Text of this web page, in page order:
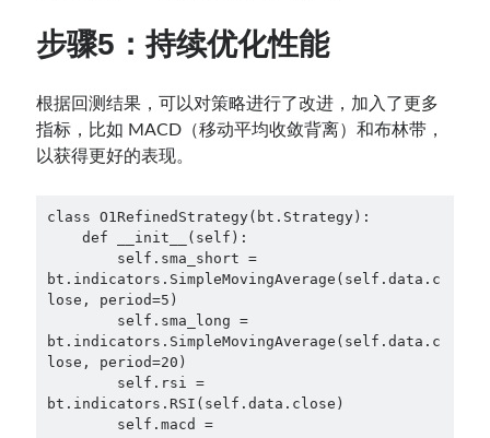
步骤5：持续优化性能
根据回测结果，可以对策略进行了改进，加入了更多
指标，比如 MACD（移动平均收敛背离）和布林带，
以获得更好的表现。
class O1RefinedStrategy(bt.Strategy):
bt.indicators.SimpleMovingAverage(self.data.c
lose, period=5)
bt.indicators.SimpleMovingAverage(self.data.c
lose, period=20)
bt.indicators.RSI(self.data.close)